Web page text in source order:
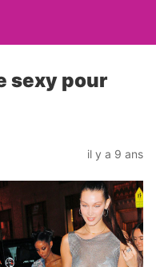
sexy pour
il y a 9 ans